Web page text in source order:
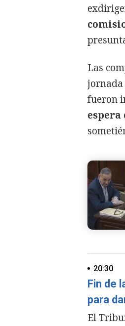
Las
jornada
fueron
espera
20:30
Fin de
para
El